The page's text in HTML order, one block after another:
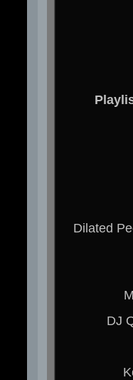
Dilated
DJ